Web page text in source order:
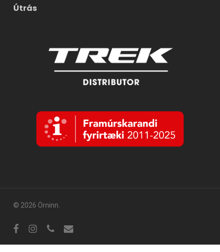
Útrás
© 2026 Örninn.
FacebookInstagram
sími tölvupóstur